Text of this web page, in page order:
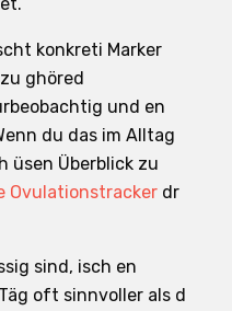
konkreti Marker
ghöred
und en
du das im Alltag
üsen Überblick zu
Ovulationstracker dr
sind, isch en
oft sinnvoller als d